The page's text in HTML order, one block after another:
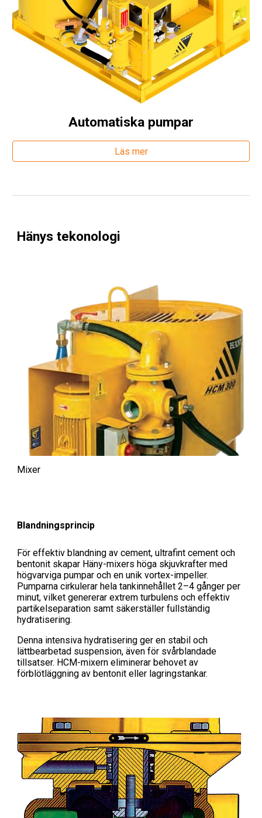
Automatiska pumpar
Läs mer
Hänys tekonologi
Mixer
Blandningsprincip
För effektiv blandning av cement, ultrafint cement och
bentonit skapar Häny-mixers höga skjuvkrafter med
högvarviga pumpar och en unik vortex-impeller.
Pumparna cirkulerar hela tankinnehållet 2–4 gånger per
minut, vilket genererar extrem turbulens och effektiv
partikelseparation samt säkerställerfullständig
hydratisering.
Denna intensiva hydratisering ger en stabil och
lättbearbetad suspension, även för svårblandade
tillsatser. HCM-mixern eliminerar behovet av
förblötläggning av bentonit eller lagringstankar.